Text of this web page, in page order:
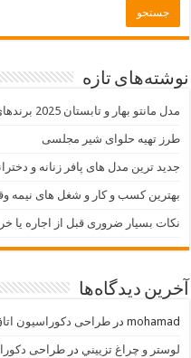
نوشته‌های تازه
مدل مانتو بهار و تابستان 2025 برندهای ایرانی
طرز تهیه حلوای شیر مجلسی
جدید ترین مدل های پافر زنانه و
بهترین کسب و کار و شغل های نیمه
نکات بسیار ضروری قبل از اجاره یا
آخرین دیدگاه‌ها
mohamad درطراحی دکوراسیون
لوستر و چراغ تزييني درطراحی